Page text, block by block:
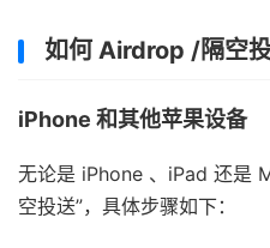
如何 Airdrop /隔空
iPhone 和其他苹果设备
无论是 iPhone 、iPad 还是
空投送”，具体步骤如下：